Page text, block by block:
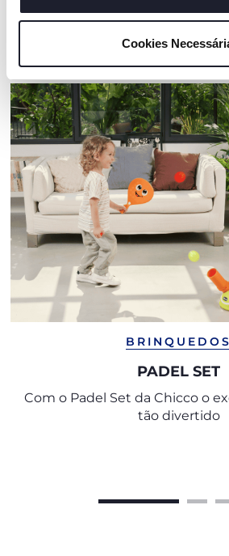
"mostrar detalhes". Ao fechar este
são necessários e essenciais para
funcionamento desta página.
Cookies
OS NOSSOS
BRINQUEDOS
PADEL SET
Com o Padel Set da Chicco o
tão divertido